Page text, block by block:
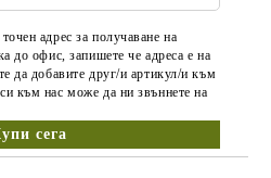
адрес за получаване на
до офис, запишете че адреса е на
да добавите друг/и артикул/и към
към нас може да ни звъннете на